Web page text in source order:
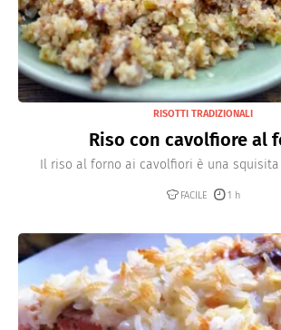
RISOTTI TRADIZIONALI
Riso con cavolfiore al
Il riso al forno ai cavolfiori è una squisita
FACILE 1 h